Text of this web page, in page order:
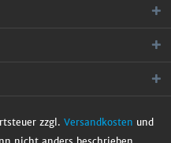
zzgl. Versandkosten und